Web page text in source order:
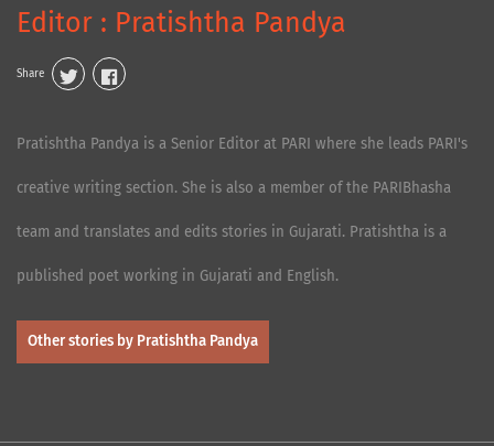
Editor : Pratishtha Pandya
Share
Pratishtha Pandya is a Senior Editor at PARI where she leads PARI's
creative writing section. She is also a member of the PARIBhasha
team and translates and edits stories in Gujarati. Pratishtha is a
published poet working in Gujarati and English.
Other stories by Pratishtha Pandya